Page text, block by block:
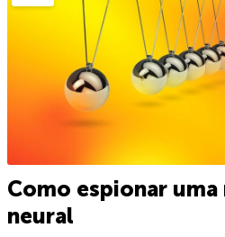
Como espionar uma
neural